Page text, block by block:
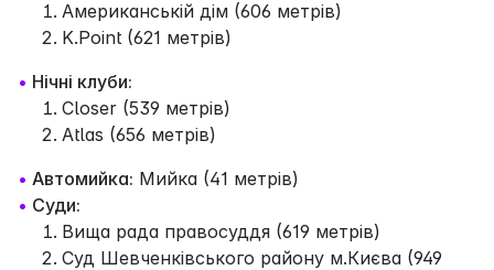
Американськiй дiм (606 метрів)
K.Point (621 метрів)
• Нічні клуби:
Closer (539 метрів)
Atlas (656 метрів)
• Автомийка: Мийка (41 метрів)
• Суди:
Вища рада правосуддя (619 метрів)
Суд Шевченківського району м.Києва (949